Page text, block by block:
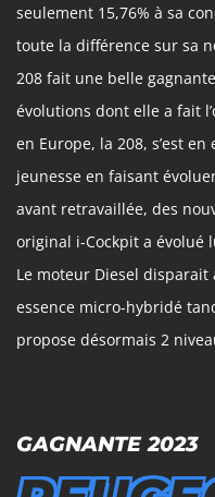
seulement 15,76% à sa
toute la différence sur sa
208 fait une belle
évolutions dont elle a fait
en Europe, la 208, s’est
jeunesse en faisant
avant retravaillée, des
original i-Cockpit a évolué
Le moteur Diesel disparait
essence micro-hybridé
propose désormais 2
GAGNANTE 2023